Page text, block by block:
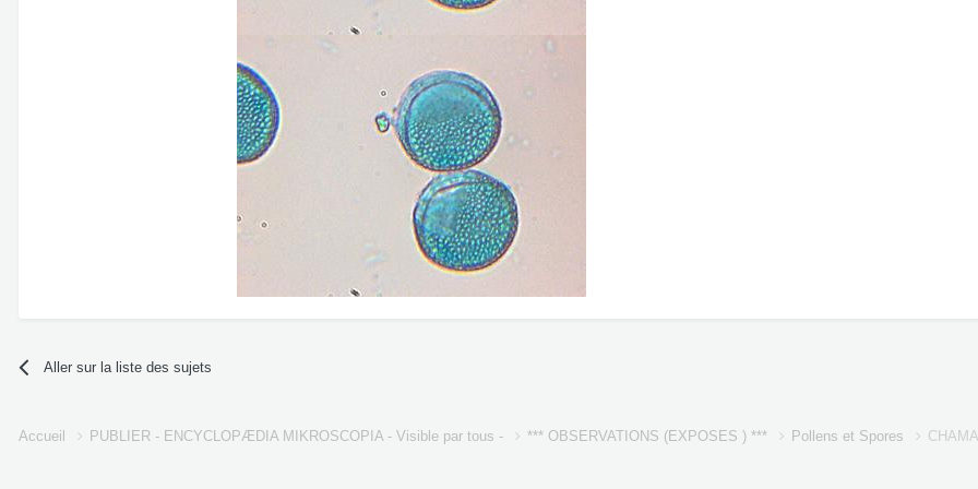
Aller sur la liste des sujets
Accueil PUBLIER - ENCYCLOPÆDIA MIKROSCOPIA - Visible par tous - *** OBSERVATIONS (EXPOSES ) *** Pollens et Spores